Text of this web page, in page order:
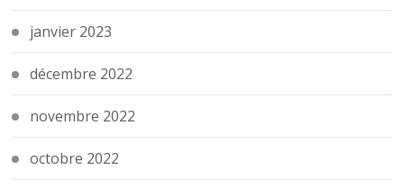
janvier 2023
décembre 2022
novembre 2022
octobre 2022